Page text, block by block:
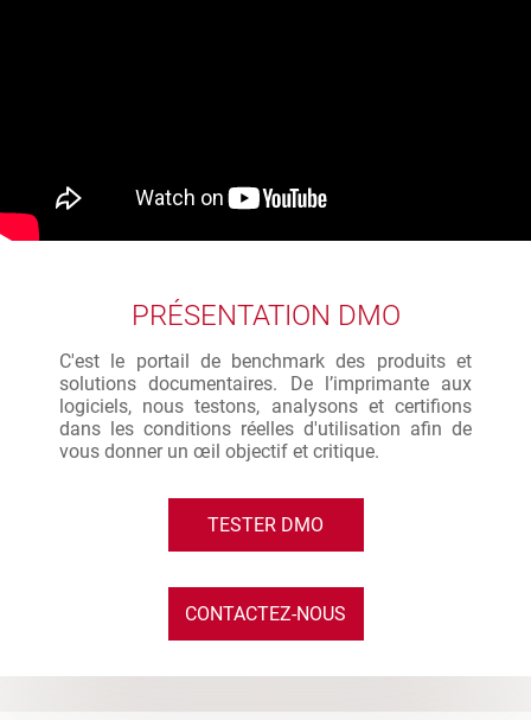
PRÉSENTATION DMO
C'est le portail de benchmark des produits et
solutions documentaires. De l’imprimante aux
logiciels, nous testons, analysons et certifions
dans les conditions réelles d'utilisation afin de
vous donner un œil objectif et critique.
TESTER DMO
CONTACTEZ-NOUS